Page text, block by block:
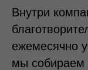
Внутри
ежемесячно
мы собираем